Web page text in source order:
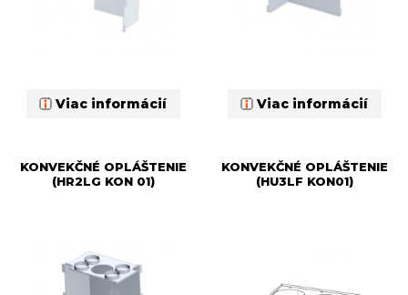
Viac informácií Viac informácií
KONVEKČNÉ OPLÁŠTENIE
(HR2LG KON 01)
KONVEKČNÉ OPLÁŠTENIE
(HU3LF KON01)